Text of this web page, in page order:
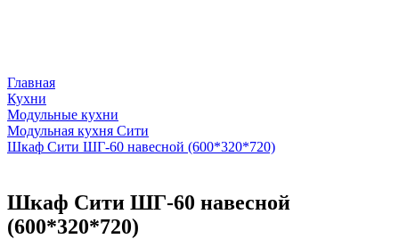
Главная
Кухни
Модульные кухни
Модульная кухня Сити
Шкаф Сити ШГ-60 навесной (600*320*720)
Шкаф Сити ШГ-60 навесной
(600*320*720)